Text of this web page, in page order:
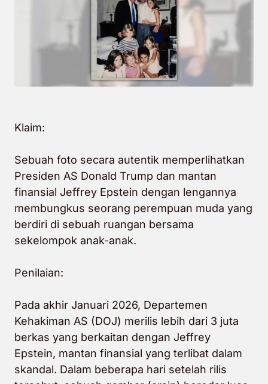
Klaim:
Sebuah foto secara autentik memperlihatkan
Presiden AS Donald Trump dan mantan
finansial Jeffrey Epstein dengan lengannya
membungkus seorang perempuan muda yang
berdiri di sebuah ruangan bersama
sekelompok anak-anak.
Penilaian:
Pada akhir Januari 2026, Departemen
Kehakiman AS (DOJ) merilis lebih dari 3 juta
berkas yang berkaitan dengan Jeffrey
Epstein, mantan finansial yang terlibat dalam
skandal. Dalam beberapa hari setelah rilis